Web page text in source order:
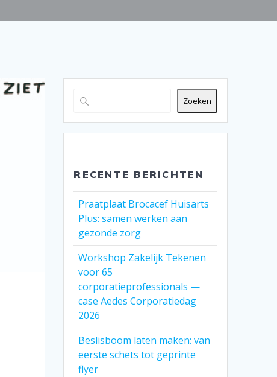
Zoeken
RECENTE BERICHTEN
Praatplaat Brocacef Huisarts
Plus: samen werken aan
gezonde zorg
Workshop Zakelijk Tekenen
voor 65
corporatieprofessionals —
case Aedes Corporatiedag
2026
Beslisboom laten maken: van
eerste schets tot geprinte
flyer